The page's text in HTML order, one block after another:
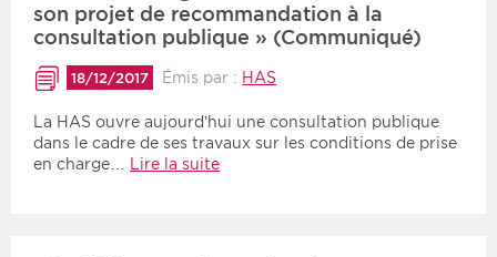
son projet de recommandation à la
consultation publique » (Communiqué)
18/12/2017 Émis par : HAS
La HAS ouvre aujourd’hui une consultation publique
dans le cadre de ses travaux sur les conditions de prise
en charge…
Lire la suite